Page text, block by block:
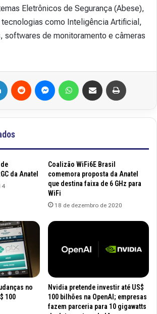
Eletrônicos de Segurança (Abese),
como Inteligência Artificial,
softwares de monitoramento e câmeras
da Anatel
Coalizão WiFi6E Brasil
comemora proposta da Anatel
que destina faixa de 6 GHz para
WiFi
18 de dezembro de 2020
no
100
Nvidia pretende investir até US$
100 bilhões na OpenAI; empresas
fazem parceria para 10 gigawatts